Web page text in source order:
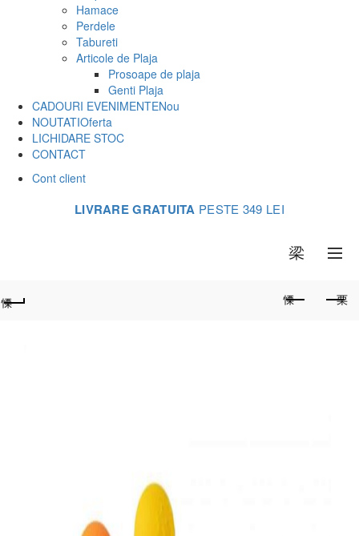
Hamace
Perdele
Tabureti
Articole de Plaja
Prosoape de plaja
Genti Plaja
CADOURI EVENIMENTENou
NOUTATIOferta
LICHIDARE STOC
CONTACT
Cont client
LIVRARE GRATUITA PESTE 349 LEI